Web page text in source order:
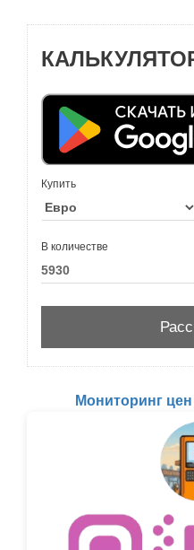
Купить
В количестве
Мониторинг